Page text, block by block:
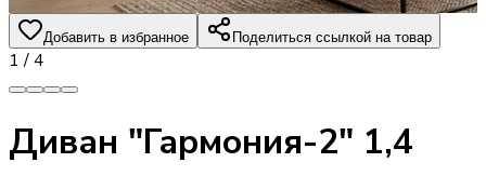
Добавить в избранное Поделиться ссылкой на товар
1 /4
Диван "Гармония-2" 1,4